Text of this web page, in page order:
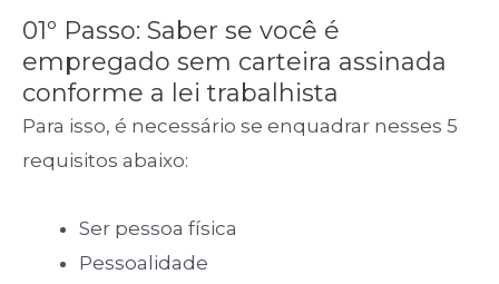
01º Passo: Saber se você é
empregado sem carteira assinada
conforme a lei trabalhista
Para isso, é necessário se enquadrar nesses 5
requisitos abaixo:
Ser pessoa física
Pessoalidade